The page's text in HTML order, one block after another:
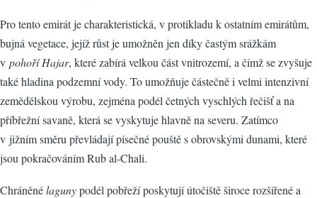
Pro tento emirát je charakteristická, v protikladu k ostatním emirátům,
bujná vegetace, jejíž růst je umožněn jen díky častým srážkám
v pohoří Hajar, které zabírá velkou část vnitrozemí, a čímž se zvyšuje
také hladina podzemní vody. To umožňuje částečně i velmi intenzivní
zemědělskou výrobu, zejména podél četných vyschlých řečišť a na
příbřežní savaně, která se vyskytuje hlavně na severu. Zatímco
v jižním směru převládají písečné pouště s obrovskými dunami, které
jsou pokračováním Rub al-Chali.
Chráněnélagunypodél pobřeží poskytují útočiště široce rozšířené a